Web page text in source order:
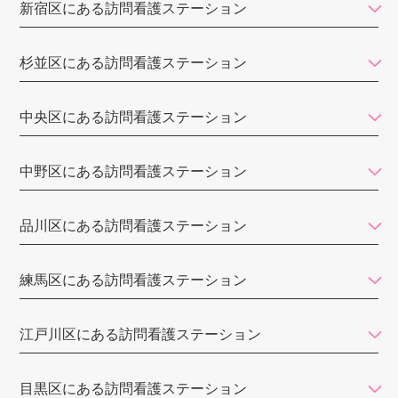
訪問看護ステーション東大前
ツクイ訪問看護サービス
荏原訪問看護ステーション
東雲訪問看護ステーション
おうちのカンゴ
訪問看護ステーション春
新宿区にある訪問看護ステーション
杉並区にある訪問看護ステーション
中央区にある訪問看護ステーション
中野区にある訪問看護ステーション
品川区にある訪問看護ステーション
練馬区にある訪問看護ステーション
江戸川区にある訪問看護ステーション
目黒区にある訪問看護ステーション